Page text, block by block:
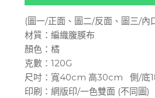
(圖一/正面、圖二/反面、圖三/內
材質：編織腹膜布
顏色：橘
克數：120G
尺吋：寬40cm 高30cm 側/底
印刷：網版印/一色雙面 (不同圖)